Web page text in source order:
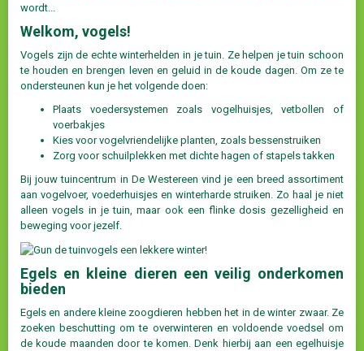
wordt...
Welkom, vogels!
Vogels zijn de echte winterhelden in je tuin. Ze helpen je tuin schoon
te houden en brengen leven en geluid in de koude dagen. Om ze te
ondersteunen kun je het volgende doen:
Plaats voedersystemen zoals vogelhuisjes, vetbollen of
voerbakjes
Kies voor vogelvriendelijke planten, zoals bessenstruiken
Zorg voor schuilplekken met dichte hagen of stapels takken
Bij jouw tuincentrum in De Westereen vind je een breed assortiment
aan vogelvoer, voederhuisjes en winterharde struiken. Zo haal je niet
alleen vogels in je tuin, maar ook een flinke dosis gezelligheid en
beweging voor jezelf.
Egels en kleine dieren een veilig onderkomen
bieden
Egels en andere kleine zoogdieren hebben het in de winter zwaar. Ze
zoeken beschutting om te overwinteren en voldoende voedsel om
de koude maanden door te komen. Denk hierbij aan een egelhuisje